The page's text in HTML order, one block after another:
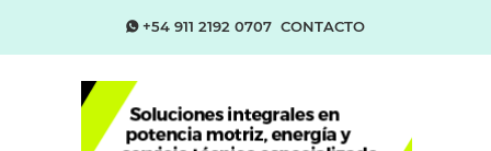
+54 911 2192 0707 CONTACTO